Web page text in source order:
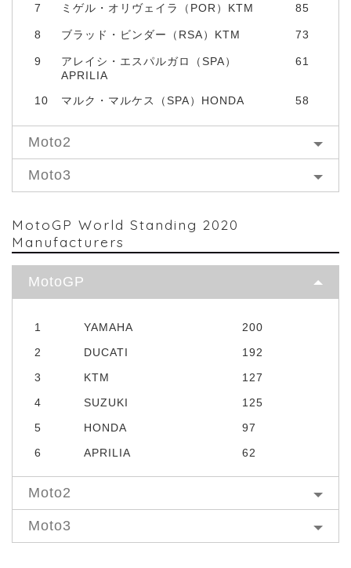
7 ミゲル・オリヴェイラ（POR）KTM 85
8 ブラッド・ビンダー（RSA）KTM 73
9
アレイシ・エスパルガロ（SPA）
APRILIA
61
10 マルク・マルケス（SPA）HONDA 58
Moto2
Moto3
MotoGP World Standing 2020
Manufacturers
MotoGP
1 YAMAHA
200
2
DUCATI
192
3
KTM
127
4
SUZUKI
125
5
HONDA
97
6
APRILIA 62
Moto2
Moto3